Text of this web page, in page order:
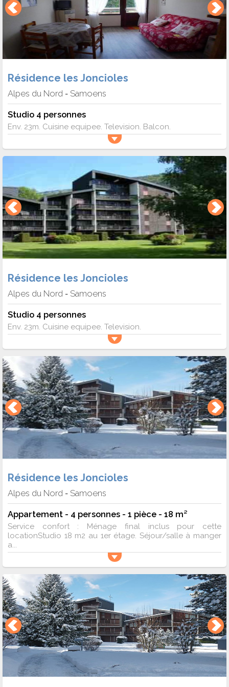
Résidence les Joncioles
Alpes du Nord - Samoens
Studio 4 personnes
Env. 23m. Cuisine equipee. Television. Balcon.
Résidence les Joncioles
Alpes du Nord - Samoens
Studio 4 personnes
Env. 23m. Cuisine equipee. Television.
Résidence les Joncioles
Alpes du Nord - Samoens
Appartement - 4 personnes - 1 pièce - 18 m²
Service confort : Ménage final inclus pour cette
locationStudio 18 m2 au 1er étage. Séjour/salle à manger
a...